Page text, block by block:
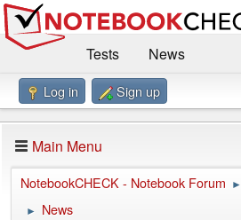
Tests
News
Benchmarks / Technik
Forum
Impressum
Log in Sign up
Main Menu
NotebookCHECK - Notebook Forum ►
► News